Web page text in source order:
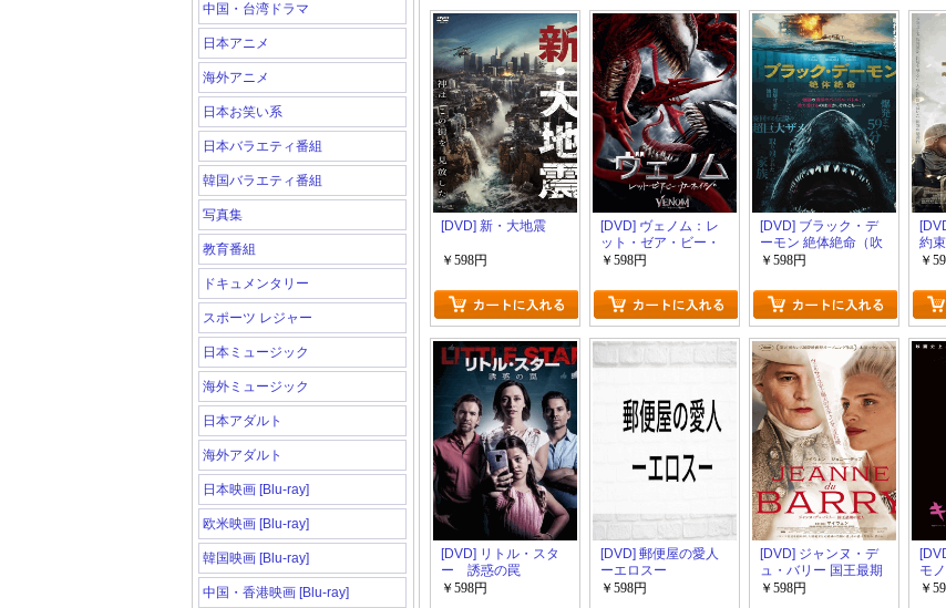
中国・台湾ドラマ
日本アニメ
海外アニメ
日本お笑い系
日本バラエティ番組
韓国バラエティ番組
写真集
教育番組
ドキュメンタリー
スポーツ レジャー
日本ミュージック
海外ミュージック
日本アダルト
海外アダルト
日本映画 [Blu-ray]
欧米映画 [Blu-ray]
韓国映画 [Blu-ray]
中国・香港映画 [Blu-ray]
[DVD] 新・大地震
￥598円
[DVD] ヴェノム：レ
ット・ゼア・ビー・
カーネイジ
￥598円
[DVD] ブラック・デ
ーモン 絶体絶命（吹
替版）
￥598円
約
￥
[DVD] リトル・スタ
ー 誘惑の罠
￥598円
[DVD] 郵便屋の愛人
ーエロスー
￥598円
[DVD] ジャンヌ・デ
ュ・バリー 国王最期
の愛人
￥598円
モノ
￥